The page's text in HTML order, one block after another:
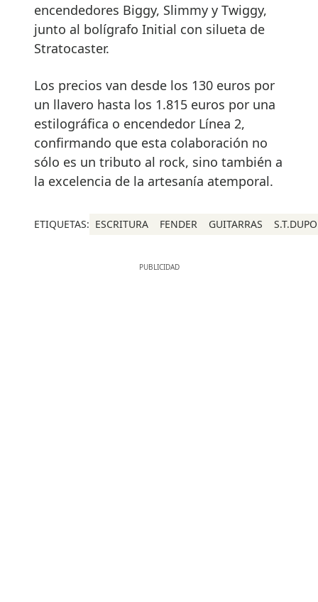
encendedores Biggy, Slimmy y Twiggy,
junto al bolígrafo Initial con silueta de
Stratocaster.
Los precios van desde los 130 euros por
un llavero hasta los 1.815 euros por una
estilográfica o encendedor Línea 2,
confirmando que esta colaboración no
sólo es un tributo al rock, sino también a
la excelencia de la artesanía atemporal.
ETIQUETAS: ESCRITURA FENDER GUITARRAS